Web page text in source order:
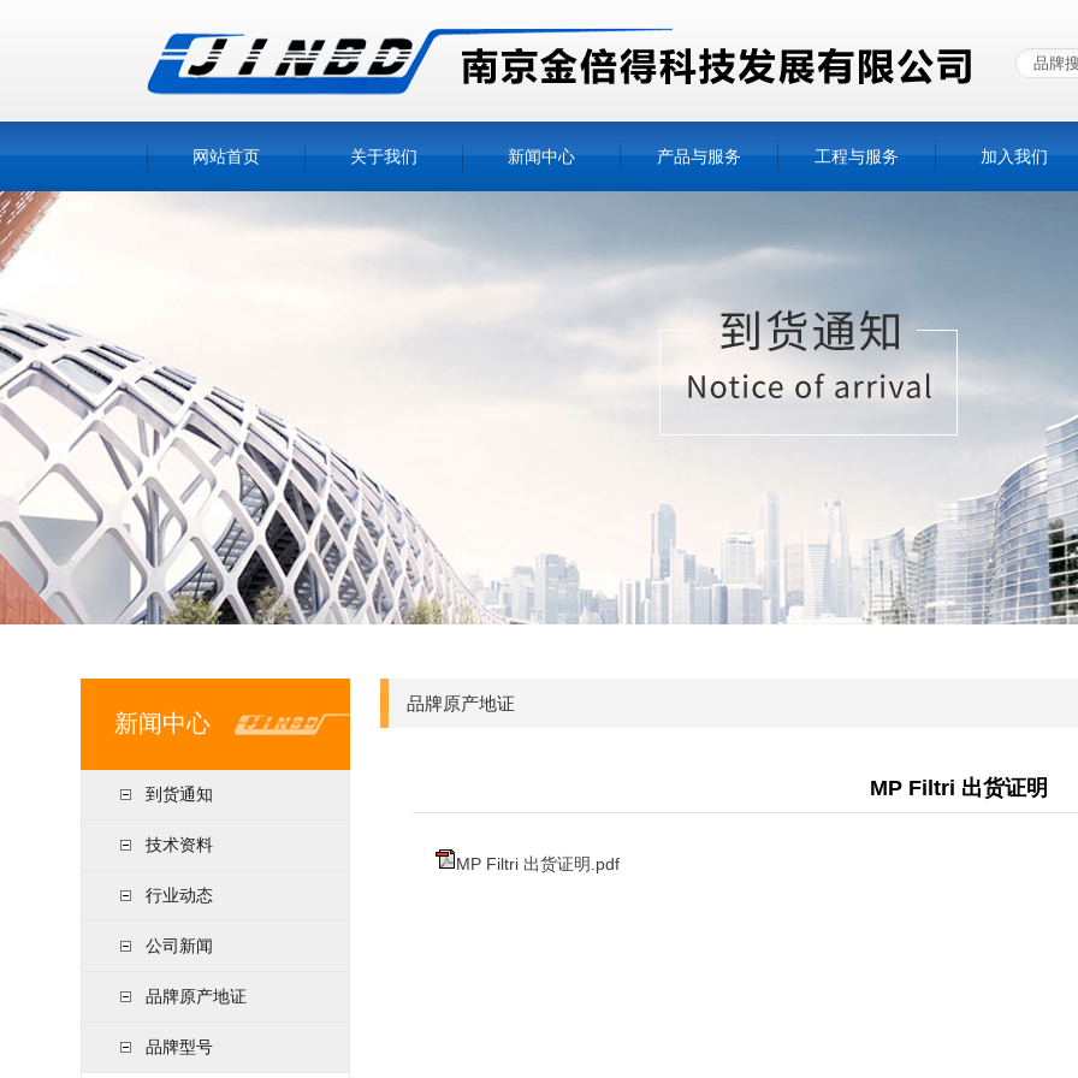
网站首页 关于我们 新闻中心 产品与服务 工程与服务 加入我们
新闻中心
到货通知
技术资料
行业动态
公司新闻
品牌原产地证
品牌型号
品牌原产地证
MP Filtri 出货证明
MP Filtri 出货证明.pdf